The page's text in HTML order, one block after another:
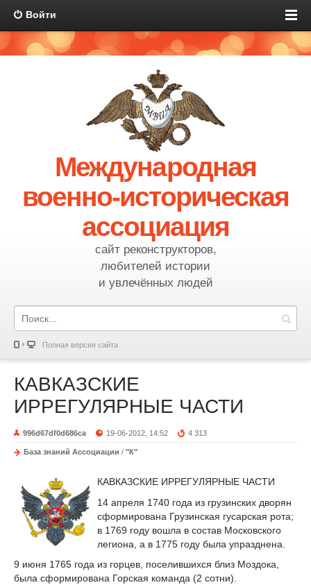
Войти
Международная
военно-историческая
ассоциация
сайт реконструкторов,
любителей истории
и увлечённых людей
Полная версия сайта
КАВКАЗСКИЕ
ИРРЕГУЛЯРНЫЕ ЧАСТИ
996d67df0d686ca 19-06-2012, 14:52 4 313
База знаний Ассоциации / "К"
КАВКАЗСКИЕ ИРРЕГУЛЯРНЫЕ ЧАСТИ
14 апреля 1740 года из грузинских дворян
сформирована Грузинская гусарская рота;
в 1769 году вошла в состав Московского
легиона, а в 1775 году была упразднена.
9 июня 1765 года из горцев, поселившихся близ Моздока,
была сформирована Горская команда (2 сотни).